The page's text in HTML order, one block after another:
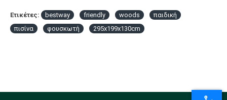
Ετικέτες: bestway friendly woods
παιδική
πισίνα
φουσκωτή 295x199x130cm